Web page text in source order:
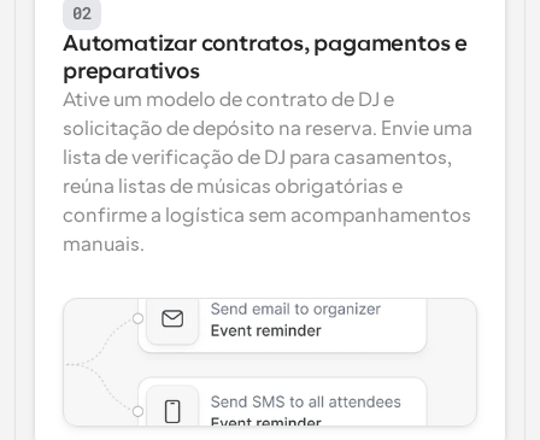
02
Automatizar contratos, pagamentos e
preparativos
Ative um modelo de contrato de DJ e
solicitação de depósito na reserva. Envie uma
lista de verificação de DJ para casamentos,
reúna listas de músicas obrigatórias e
confirme a logística sem acompanhamentos
manuais.